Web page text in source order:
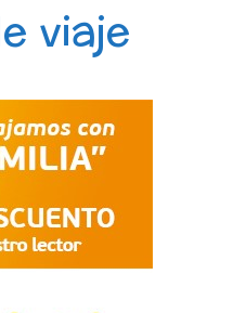
viaje